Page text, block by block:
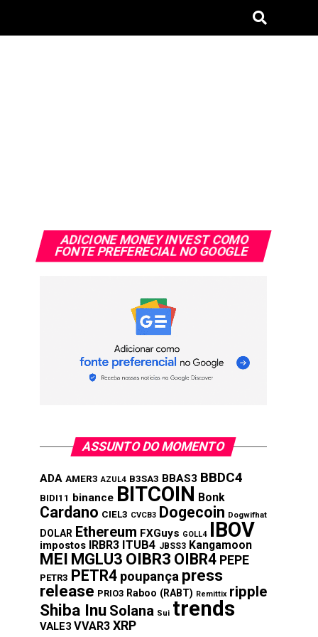
ADICIONE MONEY INVEST COMO
FONTE PREFERECIAL NO GOOGLE
ASSUNTO DO MOMENTO
ADA AMER3 AZUL4 B3SA3 BBAS3 BBDC4
BIDI11 binance BITCOIN Bonk
Cardano CIEL3 CVCB3 Dogecoin Dogwifhat
DOLAR Ethereum FXGuys GOLL4 IBOV
impostos IRBR3 ITUB4 JBSS3 Kangamoon
MEI MGLU3 OIBR3 OIBR4 PEPE
PETR3 PETR4 poupança press
release PRIO3 Raboo (RABT) Remittix ripple
Shiba Inu Solana Sui trends
VALE3 VVAR3 XRP